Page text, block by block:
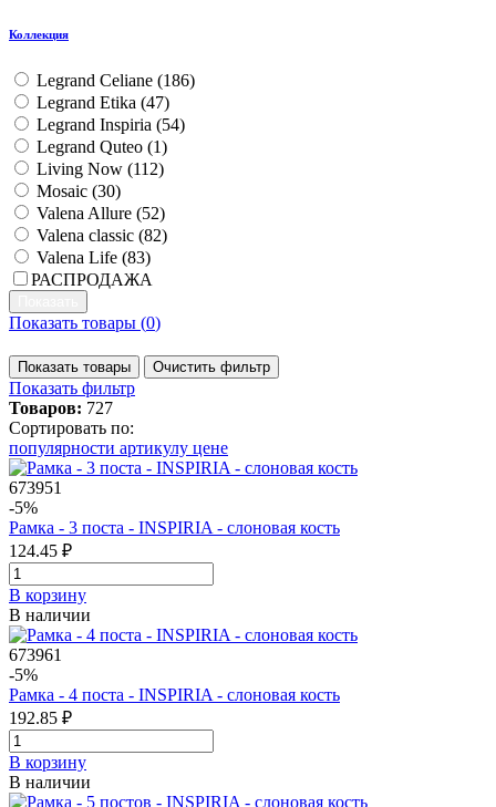
Коллекция
Legrand Celiane (186)
Legrand Etika (47)
Legrand Inspiria (54)
Legrand Quteo (1)
Living Now (112)
Mosaic (30)
Valena Allure (52)
Valena classic (82)
Valena Life (83)
РАСПРОДАЖА
Показать товары (0)
Показать товары Очистить фильтр
Показать фильтр
Товаров: 727
Сортировать по:
популярности артикулу цене
673951
-5%
Рамка - 3 поста - INSPIRIA - слоновая кость
124.45 ₽
В корзинy
В наличии
673961
-5%
Рамка - 4 поста - INSPIRIA - слоновая кость
192.85 ₽
В корзинy
В наличии